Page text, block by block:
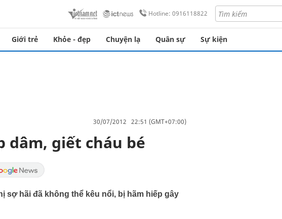
Hotline: 0916118822
Giới trẻ Khỏe - đẹp Chuyện lạ Quân sự Sự kiện
30/07/2012 22:51 (GMT+07:00)
dâm, giết cháu bé
sợ hãi đã không thể kêu nổi, bị hãm hiếp gây